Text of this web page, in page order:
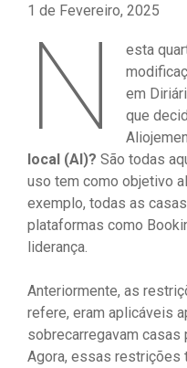
1 de Fevereiro, 2025
N
esta
em
que
local (Al)? São todas
uso tem como objetivo
exemplo, todas as
plataformas como
liderança.
Anteriormente, as
refere, eram aplicáveis
sobrecarregavam casas
Agora, essas restrições